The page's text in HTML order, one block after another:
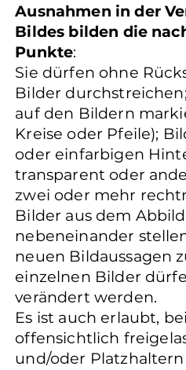
Ausnahmen in der
Bildes bilden die
Punkte:
Sie dürfen ohne
Bilder
auf den Bildern
Kreise oder Pfeile);
oder einfarbigen
transparent oder
zwei oder mehr
Bilder aus dem
nebeneinander
neuen Bildaussagen
einzelnen Bilder
verändert werden.
Es ist auch erlaubt,
offensichtlich
und/oder